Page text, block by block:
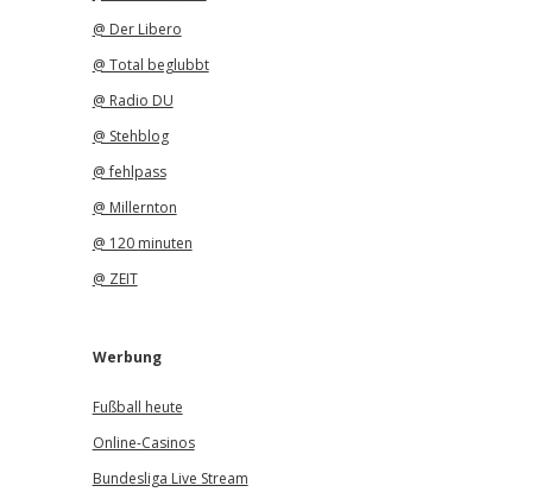
@ Der Libero
@ Total beglubbt
@ Radio DU
@ Stehblog
@ fehlpass
@ Millernton
@ 120 minuten
@ ZEIT
Werbung
Fußball heute
Online-Casinos
Bundesliga Live Stream